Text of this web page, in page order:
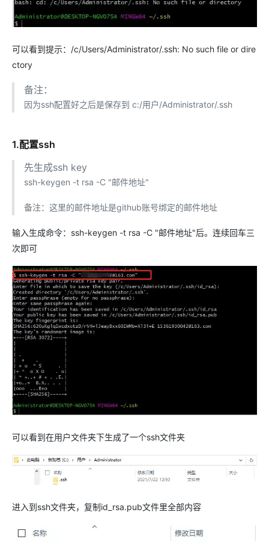
可以看到提示：/c/Users/Administrator/.ssh: No such file or dire
ctory
备注：
因为ssh配置好之后是保存到 c:/用户/Administrator/.ssh
1.配置ssh
先生成ssh key
ssh-keygen -t rsa -C "邮件地址"
备注：这里的邮件地址是github账号绑定的邮件地址
输入生成命令：ssh-keygen -t rsa -C "邮件地址"后。连续回车三
次即可
可以看到在用户文件夹下生成了一个ssh文件夹
进入到ssh文件夹，复制id_rsa.pub文件里全部内容